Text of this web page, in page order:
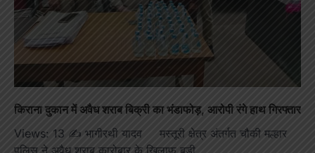
किराना दुकान में अवैध शराब बिक्री का भंडाफोड़, आरोपी रंगे हाथ गिरफ्तार
Views: 13 ✍️ भागीरथी यादव मस्तूरी क्षेत्र अंतर्गत चौकी मल्हार